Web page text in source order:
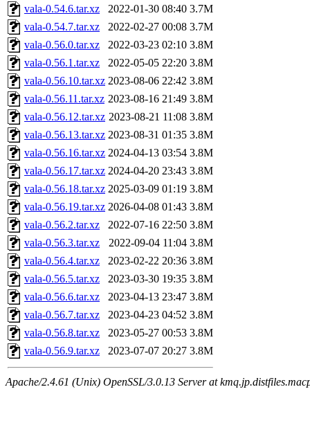
vala-0.54.6.tar.xz
2022-01-30 08:40 3.7M
vala-0.54.7.tar.xz
2022-02-27 00:08 3.7M
vala-0.56.0.tar.xz
2022-03-23 02:10 3.8M
vala-0.56.1.tar.xz
2022-05-05 22:20 3.8M
vala-0.56.10.tar.xz 2023-08-06 22:42 3.8M
vala-0.56.11.tar.xz 2023-08-16 21:49 3.8M
vala-0.56.12.tar.xz 2023-08-21 11:08 3.8M
vala-0.56.13.tar.xz 2023-08-31 01:35 3.8M
vala-0.56.16.tar.xz 2024-04-13 03:54 3.8M
vala-0.56.17.tar.xz 2024-04-20 23:43 3.8M
vala-0.56.18.tar.xz 2025-03-09 01:19 3.8M
vala-0.56.19.tar.xz 2026-04-08 01:43 3.8M
vala-0.56.2.tar.xz
2022-07-16 22:50 3.8M
vala-0.56.3.tar.xz
2022-09-04 11:04 3.8M
vala-0.56.4.tar.xz
2023-02-22 20:36 3.8M
vala-0.56.5.tar.xz
2023-03-30 19:35 3.8M
vala-0.56.6.tar.xz
2023-04-13 23:47 3.8M
vala-0.56.7.tar.xz
2023-04-23 04:52 3.8M
vala-0.56.8.tar.xz
2023-05-27 00:53 3.8M
vala-0.56.9.tar.xz
2023-07-07 20:27 3.8M
Apache/2.4.61 (Unix) OpenSSL/3.0.13 Server at